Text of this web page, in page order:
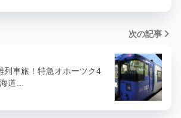
次の記事
列車旅！特急オホーツク4
道…